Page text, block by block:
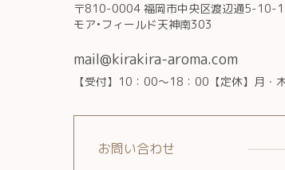
〒810-0004 福岡市中央区渡辺通5-10-1
モア•フィールド天神南303
mail@kirakira-aroma.com
【受付】10：00～18：00【定休】月・
お問い合わせ